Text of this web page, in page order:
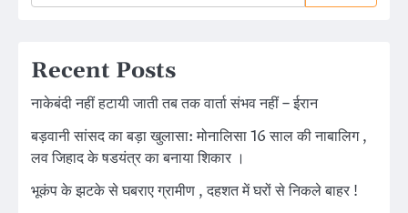
Recent Posts
नाकेबंदी नहीं हटायी जाती तब तक वार्ता संभव नहीं – ईरान
बड़वानी सांसद का बड़ा खुलासा: मोनालिसा 16 साल की नाबालिग ,
लव जिहाद के षडयंत्र का बनाया शिकार ।
भूकंप के झटके से घबराए ग्रामीण , दहशत में घरों से निकले बाहर !